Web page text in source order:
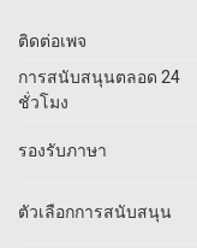
ติดต่อเพจ
การสนับสนุนตลอด 24
ชั่วโมง
รองรับภาษา
ตัวเลือกการสนับสนุน